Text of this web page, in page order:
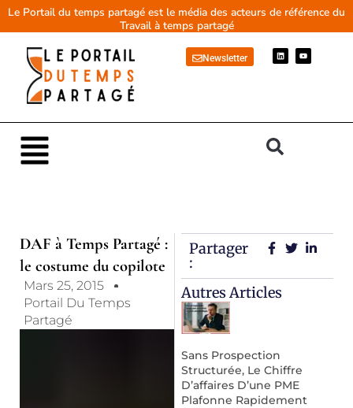
AllerLe Portail du temps partagé est le média des acteurs de référence du
Travail à temps partagé
Newsletter
L
i
n
Y
o
u
Main
Menu
DAF à Temps Partagé :
le costume du copilote
Mars 25, 2015
Portail Du Temps
Partagé
Partager
:
Autres Articles
Sans Prospection
Structurée, Le Chiffre
D’affaires D’une PME
Plafonne Rapidement